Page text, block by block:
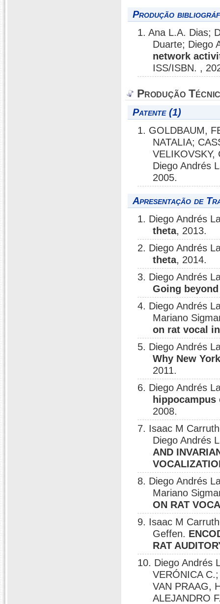
Produção
1. Ana L.A. Dias;
Duarte; Diego
network
ISS/ISBN. ,
Produção
Patente (1)
1. GOLDBAUM,
NATALIA;
Diego Andrés
2005.
Apresentação de
1. Diego Andrés
theta, 2013.
2. Diego Andrés
theta, 2014.
3. Diego Andrés
Going
4. Diego Andrés
Mariano
on rat vocal
5. Diego Andrés
Why New
2011.
6. Diego Andrés
2008.
7. Isaac M
Diego Andrés
AND
8. Diego Andrés
Mariano
ON RAT
9. Isaac M
Geffen.
RAT
10. Diego Andrés
VERÓNICA
VAN PRAAG,
ALEJANDRO